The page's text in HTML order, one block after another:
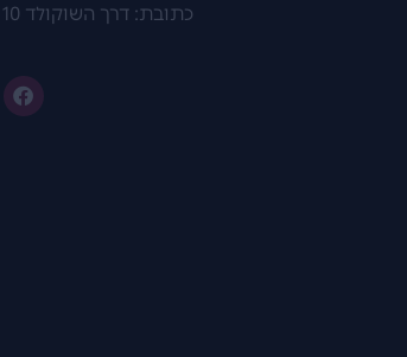
כתובת: דרך השוקולד 10 צפת